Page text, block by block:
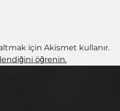
için Akismet kullanır.
öğrenin.